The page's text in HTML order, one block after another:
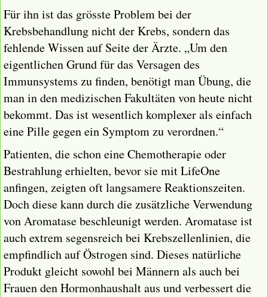
Für ihn ist das grösste Problem bei der
Krebsbehandlung nicht der Krebs, sondern das
fehlende Wissen auf Seite der Ärzte. „Um den
eigentlichen Grund für das Versagen des
Immunsystems zu finden, benötigt man Übung, die
man in den medizischen Fakultäten von heute nicht
bekommt. Das ist wesentlich komplexer als einfach
eine Pille gegen ein Symptom zu verordnen.“
Patienten, die schon eine Chemotherapie oder
Bestrahlung erhielten, bevor sie mit LifeOne
anfingen, zeigten oft langsamere Reaktionszeiten.
Doch diese kann durch die zusätzliche Verwendung
von Aromatase beschleunigt werden. Aromatase ist
auch extrem segensreich bei Krebszellenlinien, die
empfindlich auf Östrogen sind. Dieses natürliche
Produkt gleicht sowohl bei Männern als auch bei
Frauen den Hormonhaushalt aus und verbessert die